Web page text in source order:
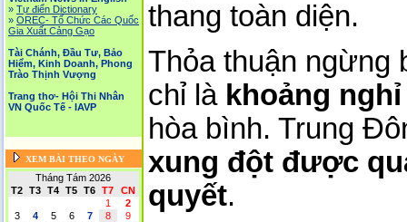
» Tự điển Dictionary
» OREC- Tố Chức Các Quốc
Gia Xuất Cảng Gạo
Tài Chánh, Đầu Tư, Bảo
Hiểm, Kinh Doanh, Phong
Trào Thịnh Vượng
Trang thơ- Hội Thi Nhân
VN Quốc Tế - IAVP
XEM BÀI THEO NGÀY
Tháng Tám 2026
T2
T3 T4 T5 T6 T7
CN
1
2
3
4 5 6 7 8
9
thang toàn diện.
Thỏa thuận ngừng
chỉ là khoảng
xung đột được
quyết.